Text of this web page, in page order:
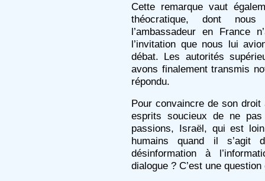
Cette remarque vaut
théocratique, dont
l’ambassadeur en France
l’invitation que nous lui
débat. Les autorités
avons finalement transmis
répondu.
Pour convaincre de son droit
esprits soucieux de ne pas
passions, Israël, qui est
humains quand il s’agit
désinformation à
dialogue ? C’est une